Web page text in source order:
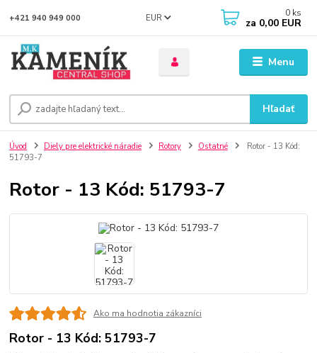
Menu
EUR
Hľadať
+421 940 949 000 0 ks
za 0,00 EUR
Úvod Diely pre elektrické náradie Rotory Ostatné
Rotor - 13 Kód:
51793-7
Rotor - 13 Kód: 51793-7
Ako ma hodnotia zákazníci
Rotor - 13 Kód: 51793-7